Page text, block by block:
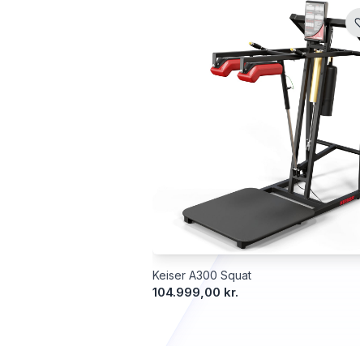
Keiser A300 Squat
104.999,00 kr.